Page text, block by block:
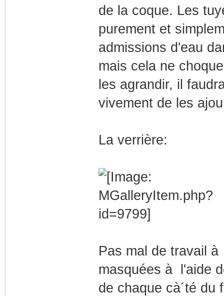
de la coque. Les
purement et
admissions d'eau
mais cela ne
les agrandir, il
vivement de les
La verrière:
Pas mal de travail
masquées à l'aide
de chaque cà´té du